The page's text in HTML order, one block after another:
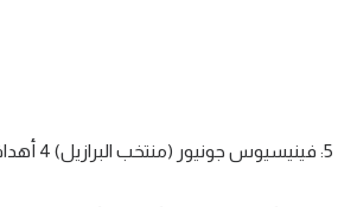
5: فينيسيوس جونيور (منتخب البرازيل) 4 أهداف.